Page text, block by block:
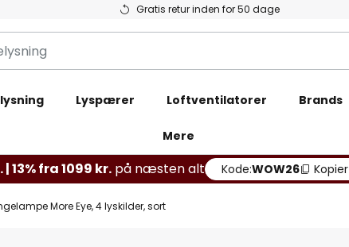
Gratis retur inden for 50 dage
Lyspærer Loftventilatorer Brands
Mere
13% fra 1099 kr. på næsten alt Kode:WOW26 Kopier
More Eye, 4 lyskilder, sort